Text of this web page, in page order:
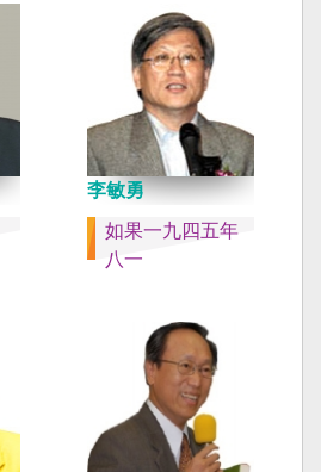
李敏勇
如果一九四五年
八一